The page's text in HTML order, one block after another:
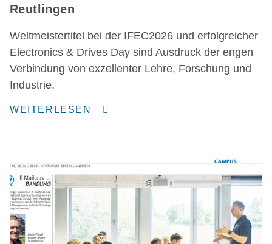
Reutlingen
Weltmeistertitel bei der IFEC2026 und erfolgreicher
Electronics & Drives Day sind Ausdruck der engen
Verbindung von exzellenter Lehre, Forschung und
Industrie.
WEITERLESEN